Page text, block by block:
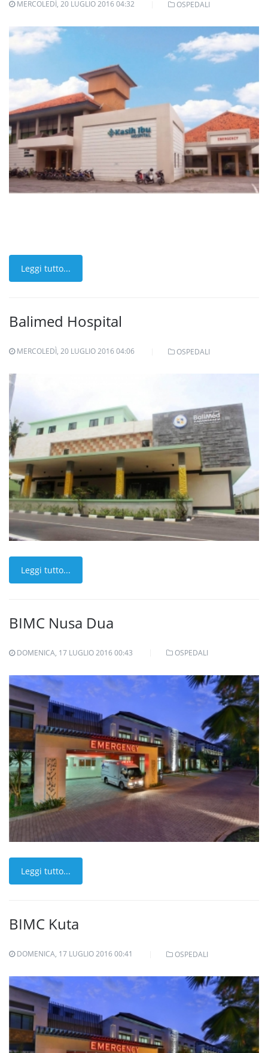
MERCOLEDÌ, 20 LUGLIO 2016 04:32 OSPEDALI
Leggi tutto...
Balimed Hospital
MERCOLEDÌ, 20 LUGLIO 2016 04:06 OSPEDALI
Leggi tutto...
BIMC Nusa Dua
DOMENICA, 17 LUGLIO 2016 00:43 OSPEDALI
Leggi tutto...
BIMC Kuta
DOMENICA, 17 LUGLIO 2016 00:41 OSPEDALI